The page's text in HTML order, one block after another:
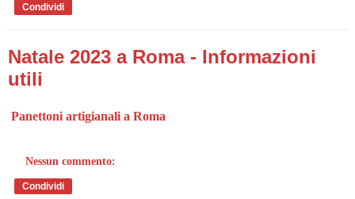
Condividi
Natale 2023 a Roma - Informazioni
utili
Panettoni artigianali a Roma
Nessun commento:
Condividi